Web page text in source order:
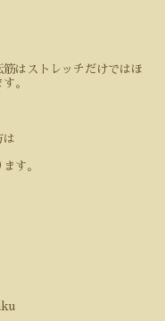
はストレッチだけではほ
。
は
す。